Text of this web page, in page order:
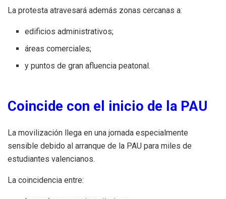
La protesta atravesará además zonas cercanas a:
edificios administrativos;
áreas comerciales;
y puntos de gran afluencia peatonal.
Coincide con el inicio de la PAU
La movilización llega en una jornada especialmente
sensible debido al arranque de la PAU para miles de
estudiantes valencianos.
La coincidencia entre: